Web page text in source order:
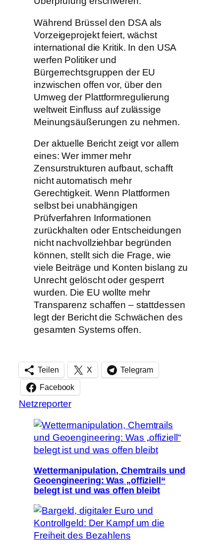
Während Brüssel den DSA als
Vorzeigeprojekt feiert, wächst
international die Kritik. In den USA
werfen Politiker und
Bürgerrechtsgruppen der EU
inzwischen offen vor, über den
Umweg der Plattformregulierung
weltweit Einfluss auf zulässige
Meinungsäußerungen zu nehmen.
Der aktuelle Bericht zeigt vor allem
eines: Wer immer mehr
Zensurstrukturen aufbaut, schafft
nicht automatisch mehr
Gerechtigkeit. Wenn Plattformen
selbst bei unabhängigen
Prüfverfahren Informationen
zurückhalten oder Entscheidungen
nicht nachvollziehbar begründen
können, stellt sich die Frage, wie
viele Beiträge und Konten bislang zu
Unrecht gelöscht oder gesperrt
wurden. Die EU wollte mehr
Transparenz schaffen – stattdessen
legt der Bericht die Schwächen des
gesamten Systems offen.
Teilen X Telegram
Facebook
Netzreporter
Wettermanipulation, Chemtrails und
Geoengineering: Was „offiziell“
belegt ist und was offen bleibt